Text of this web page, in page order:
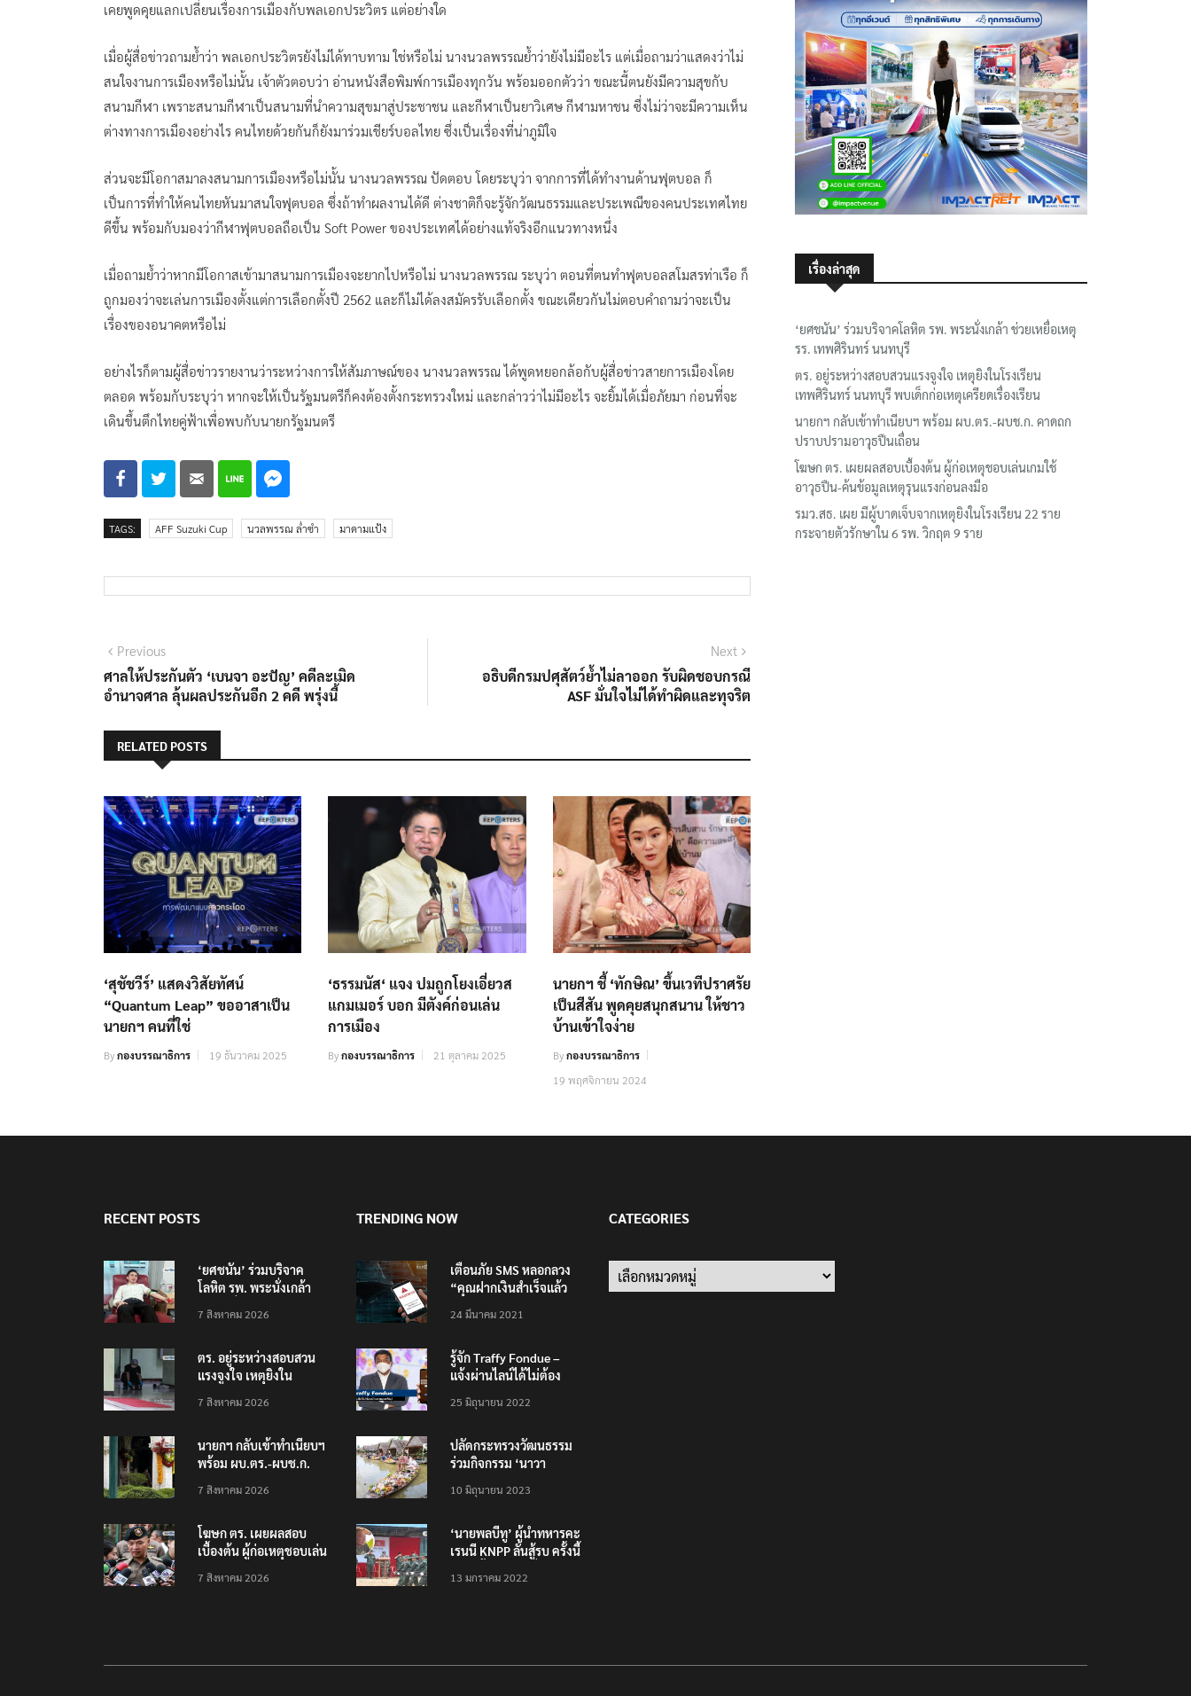
เคยพูดคุยแลกเปลี่ยนเรื่องการเมืองกับพลเอกประวิตร แต่อย่างใด
เมื่อผู้สื่อข่าวถามย้ำว่า พลเอกประวิตรยังไม่ได้ทาบทาม ใช่หรือไม่ นางนวลพรรณย้ำว่ายังไม่มีอะไร แต่เมื่อถามว่าแสดงว่าไม่
สนใจงานการเมืองหรือไม่นั้น เจ้าตัวตอบว่า อ่านหนังสือพิมพ์การเมืองทุกวัน พร้อมออกตัวว่า ขณะนี้ตนยังมีความสุขกับ
สนามกีฬา เพราะสนามกีฬาเป็นสนามที่นำความสุขมาสู่ประชาชน และกีฬาเป็นยาวิเศษ กีฬามหาชน ซึ่งไม่ว่าจะมีความเห็น
ต่างทางการเมืองอย่างไร คนไทยด้วยกันก็ยังมาร่วมเชียร์บอลไทย ซึ่งเป็นเรื่องที่น่าภูมิใจ
ส่วนจะมีโอกาสมาลงสนามการเมืองหรือไม่นั้น นางนวลพรรณ ปัดตอบ โดยระบุว่า จากการที่ได้ทำงานด้านฟุตบอล ก็
เป็นการที่ทำให้คนไทยหันมาสนใจฟุตบอล ซึ่งถ้าทำผลงานได้ดี ต่างชาติก็จะรู้จักวัฒนธรรมและประเพณีของคนประเทศไทย
ดีขึ้น พร้อมกับมองว่ากีฬาฟุตบอลถือเป็น Soft Power ของประเทศได้อย่างแท้จริงอีกแนวทางหนึ่ง
เมื่อถามย้ำว่าหากมีโอกาสเข้ามาสนามการเมืองจะยากไปหรือไม่ นางนวลพรรณ ระบุว่า ตอนที่ตนทำฟุตบอลสโมสรท่าเรือ ก็
ถูกมองว่าจะเล่นการเมืองตั้งแต่การเลือกตั้งปี 2562 และก็ไม่ได้ลงสมัครรับเลือกตั้ง ขณะเดียวกันไม่ตอบคำถามว่าจะเป็น
เรื่องของอนาคตหรือไม่
อย่างไรก็ตามผู้สื่อข่าวรายงานว่าระหว่างการให้สัมภาษณ์ของ นางนวลพรรณ ได้พูดหยอกล้อกับผู้สื่อข่าวสายการเมืองโดย
ตลอด พร้อมกับระบุว่า หากจะให้เป็นรัฐมนตรีก็คงต้องตั้งกระทรวงใหม่ และกล่าวว่าไม่มีอะไร จะยิ้มได้เมื่อภัยมา ก่อนที่จะ
เดินขึ้นตึกไทยคู่ฟ้าเพื่อพบกับนายกรัฐมนตรี
TAGS: AFF Suzuki Cup นวลพรรณ ล่ำซำ มาดามแป้ง
แนะแนว
เรื่อง
PreviousPrevious
post:
ศาลให้ประกันตัว ‘เบนจา อะปัญ’ คดีละเมิด
อำนาจศาล ลุ้นผลประกันอีก 2 คดี พรุ่งนี้
Next
อธิบดีกรมปศุสัตว์ย้ำไม่ลาออก รับผิดชอบกรณี
ASF มั่นใจไม่ได้ทำผิดและทุจริต
RELATED POSTS
‘สุชัชวีร์’ แสดงวิสัยทัศน์
“Quantum Leap” ขออาสาเป็น
นายกฯ คนที่ใช่
Byกองบรรณาธิการ 19 ธันวาคม 2025
‘ธรรมนัส‘ แจง ปมถูกโยงเอี่ยวส
แกมเมอร์ บอก มีตังค์ก่อนเล่น
การเมือง
Byกองบรรณาธิการ 21 ตุลาคม 2025
นายกฯ ชี้ ‘ทักษิณ’ ขึ้นเวทีปราศรัย​
เป็นสีสัน​ พูดคุยสนุกสนาน​ ให้ชาว
บ้านเข้าใจง่าย
Byกองบรรณาธิการ
19 พฤศจิกายน 2024
เรื่องล่าสุด
‘ยศชนัน’ ร่วมบริจาคโลหิต รพ. พระนั่งเกล้า ช่วยเหยื่อเหตุ
รร. เทพศิรินทร์ นนทบุรี
ตร. อยู่ระหว่างสอบสวนแรงจูงใจ เหตุยิงในโรงเรียน
เทพศิรินทร์ นนทบุรี พบเด็กก่อเหตุเครียดเรื่องเรียน
นายกฯ กลับเข้าทำเนียบฯ พร้อม ผบ.ตร.-ผบช.ก. คาดถก
ปราบปรามอาวุธปืนเถื่อน
โฆษก ตร. เผยผลสอบเบื้องต้น ผู้ก่อเหตุชอบเล่นเกมใช้
อาวุธปืน-ค้นข้อมูลเหตุรุนแรงก่อนลงมือ
รมว.สธ. เผย มีผู้บาดเจ็บจากเหตุยิงในโรงเรียน 22 ราย
กระจายตัวรักษาใน 6 รพ. วิกฤต 9 ราย
RECENT POSTS
‘ยศชนัน’ ร่วมบริจาค
โลหิต รพ. พระนั่งเกล้า
เทพศิรินทร์ นนทบุรี
7 สิงหาคม 2026
ตร. อยู่ระหว่างสอบสวน
แรงจูงใจ เหตุยิงใน
นนทบุรี พบเด็กก่อเหตุ
7 สิงหาคม 2026
นายกฯ กลับเข้าทำเนียบฯ
พร้อม ผบ.ตร.-ผบช.ก.
ปืนเถื่อน
7 สิงหาคม 2026
โฆษก ตร. เผยผลสอบ
เบื้องต้น ผู้ก่อเหตุชอบเล่น
เหตุรุนแรงก่อนลงมือ
7 สิงหาคม 2026
TRENDING NOW
เตือนภัย SMS หลอกลวง
“คุณฝากเงินสำเร็จแล้ว
200,000 บาท”
24 มีนาคม 2021
รู้จัก Traffy Fondue –
แจ้งผ่านไลน์ได้ไม่ต้อง
ทั่วไทย ไม่ใช่แค่ในกรุง
25 มิถุนายน 2022
ปลัดกระทรวงวัฒนธรรม
ร่วมกิจกรรม ‘นาวา
ตักบาตรทางน้ำ
10 มิถุนายน 2023
‘นายพลบีทู’ ผู้นำทหารคะ
เรนนี KNPP ลั่นสู้รบ ครั้งนี้
ประชาชนต้องชนะ
13 มกราคม 2022
CATEGORIES
Categories